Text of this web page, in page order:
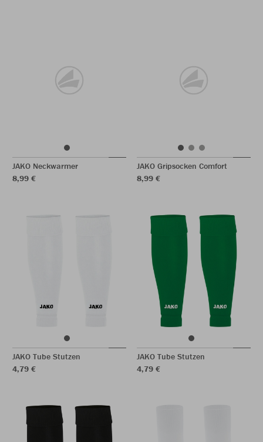
JAKO Neckwarmer
8,99 €
JAKO Gripsocken Comfort
8,99 €
JAKO Tube Stutzen
4,79 €
JAKO Tube Stutzen
4,79 €